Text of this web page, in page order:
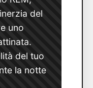
del
uno
del tuo
la notte